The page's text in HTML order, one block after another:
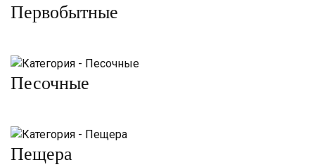
Первобытные
Песочные
Пещера